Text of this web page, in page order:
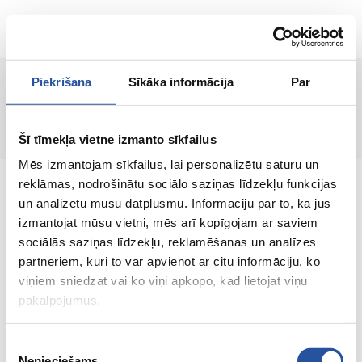
Piekrišana Sīkāka informācija Par
Šī tīmekļa vietne izmanto sīkfailus
Mēs izmantojam sīkfailus, lai personalizētu saturu un
reklāmas, nodrošinātu sociālo saziņas līdzekļu funkcijas
un analizētu mūsu datplūsmu. Informāciju par to, kā jūs
izmantojat mūsu vietni, mēs arī kopīgojam ar saviem
sociālās saziņas līdzekļu, reklamēšanas un analīzes
partneriem, kuri to var apvienot ar citu informāciju, ko
viņiem sniedzat vai ko viņi apkopo, kad lietojat viņu
pakalpojumus.
ET
Lehte ei leitud!
Veebipoodi soodsate hindade ja kvaliteetsete
toodetega, kus kliendi rahulolu on meie
peamine väärtus.
Koik sinu kodu ja aia jaoks!